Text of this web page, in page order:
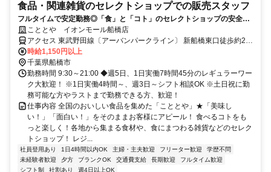
食品・関連雑貨のセレクトショップでの販売スタッフ
フルタイムで安定勤務◎「食」と「コト」のセレクトショップの安全・
安心な美味しいものに囲まれてのお仕事
こととや イオンモール船橋店
アクセス 東武野田線〔アーバンパークライン〕 新船橋東口徒歩約2
分、東葉高速線 東海神T4口徒歩約8分、京成本線 海神徒歩約12分 新
船橋駅より徒歩1分
時給1,150円以上
千葉県船橋市
勤務時間 9:30～21:00 ◆週5日、1日実働7時間45分のレギュラーワー
ク大歓迎！ ※1日実働4時間～、週3日～シフト相談OK ※土日祝に勤
務可能な方やラストまで勤務できる方、歓迎！
仕事内容 全国のおいしい食品を集めた「こととや」★「美味し
い！」「面白い！」をそのままお客様にアピール！ 食べるコトをも
っと楽しく！各地から集まる食材や、食にまつわる雑貨などのセレク
トショップ！ レジ...
社員登用あり 1日4時間以内OK 主婦・主夫歓迎 フリーター歓迎
学歴不問
未経験者歓迎
夕方 ブランクOK 交通費支給 長期歓迎
フルタイム歓迎
シフト制
社割あり 週4日以上OK